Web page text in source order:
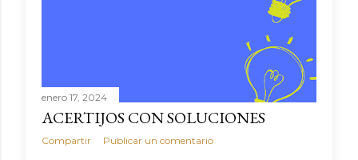
enero 17, 2024
ACERTIJOS CON SOLUCIONES
Compartir Publicar un comentario